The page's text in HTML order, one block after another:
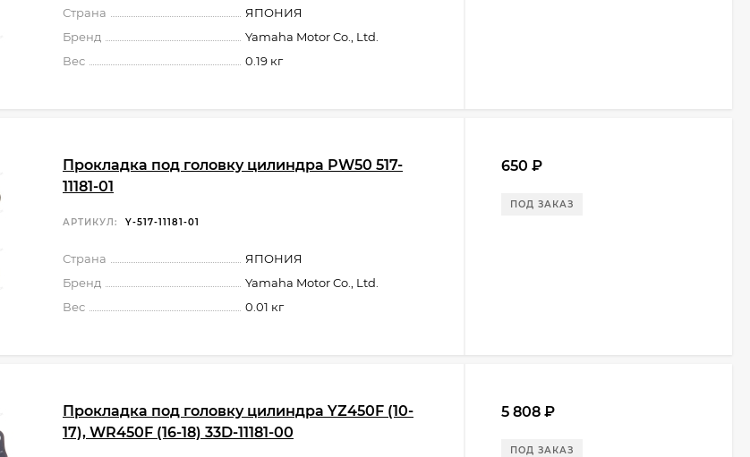
Страна
ЯПОНИЯ
Бренд
Yamaha Motor Co., Ltd.
Вес
0.19 кг
Прокладка под головку цилиндра PW50 517-
11181-01
АРТИКУЛ: Y-517-11181-01
Страна
ЯПОНИЯ
Бренд
Yamaha Motor Co., Ltd.
Вес
0.01 кг
650 ₽
ПОД ЗАКАЗ
Прокладка под головку цилиндра YZ450F (10-
17), WR450F (16-18) 33D-11181-00
5 808 ₽
ПОД ЗАКАЗ